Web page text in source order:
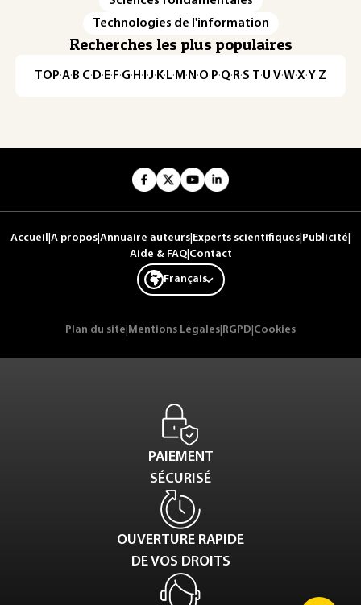
Technologies de l'information
Recherches les plus populaires
TOP·A·B·C· D· E· F·G· H · ·J· K· L· M · N ·O· P·Q· R·S·T·U·V·W·X·Y·Z
Accueil A propos Annuaire auteurs Experts scientifiques Publicité
Aide & FAQ| Contact
Français
Plan du site Mentions Légales RGPD Cookies
PAIEMENT
SÉCURISÉ
OUVERTURE RAPIDE
DE VOS DROITS